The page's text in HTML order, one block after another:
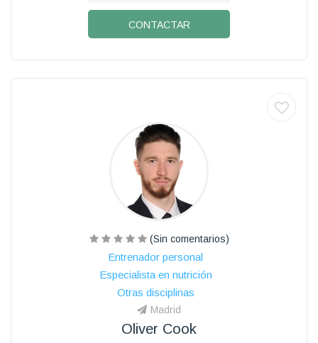
CONTACTAR
(Sin comentarios)
Entrenador personal
Especialista en nutrición
Otras disciplinas
Madrid
Oliver Cook